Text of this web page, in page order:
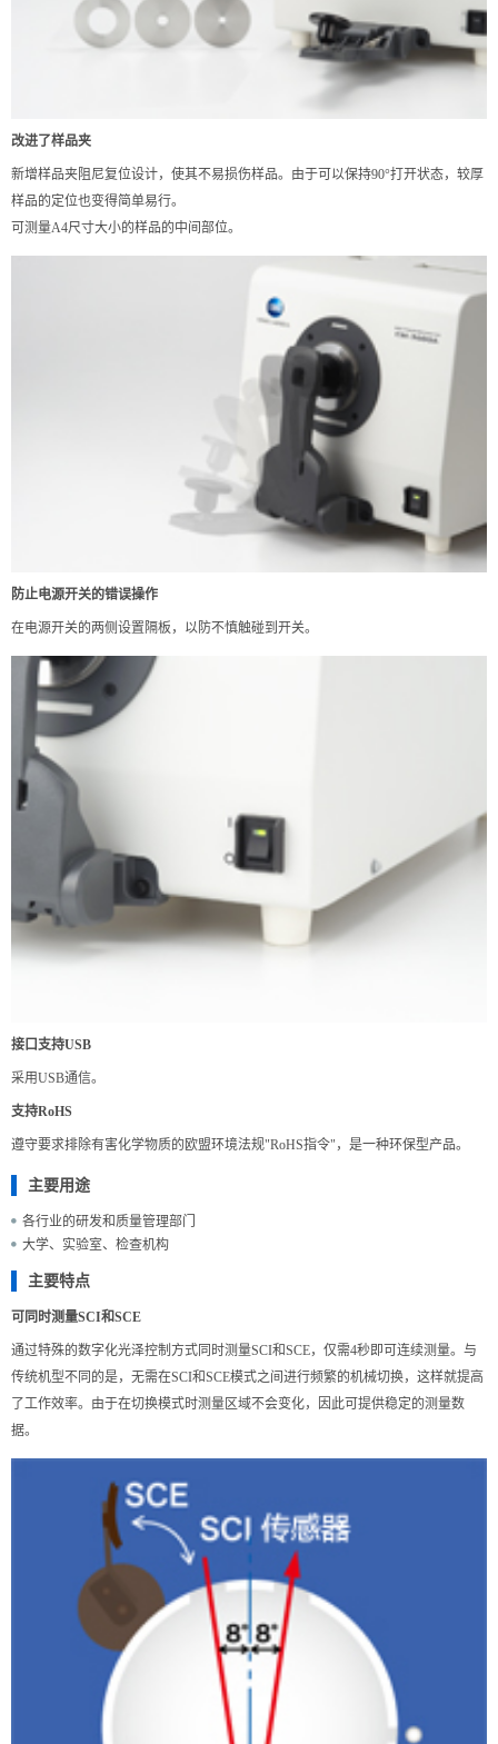
改进了样品夹
新增样品夹阻尼复位设计，使其不易损伤样品。由于可以保持90°打开状态，较厚
样品的定位也变得简单易行。
可测量A4尺寸大小的样品的中间部位。
防止电源开关的错误操作
在电源开关的两侧设置隔板，以防不慎触碰到开关。
接口支持USB
采用USB通信。
支持RoHS
遵守要求排除有害化学物质的欧盟环境法规"RoHS指令"，是一种环保型产品。
主要用途
各行业的研发和质量管理部门
大学、实验室、检查机构
主要特点
可同时测量SCI和SCE
通过特殊的数字化光泽控制方式同时测量SCI和SCE，仅需4秒即可连续测量。与
传统机型不同的是，无需在SCI和SCE模式之间进行频繁的机械切换，这样就提高
了工作效率。由于在切换模式时测量区域不会变化，因此可提供稳定的测量数
据。